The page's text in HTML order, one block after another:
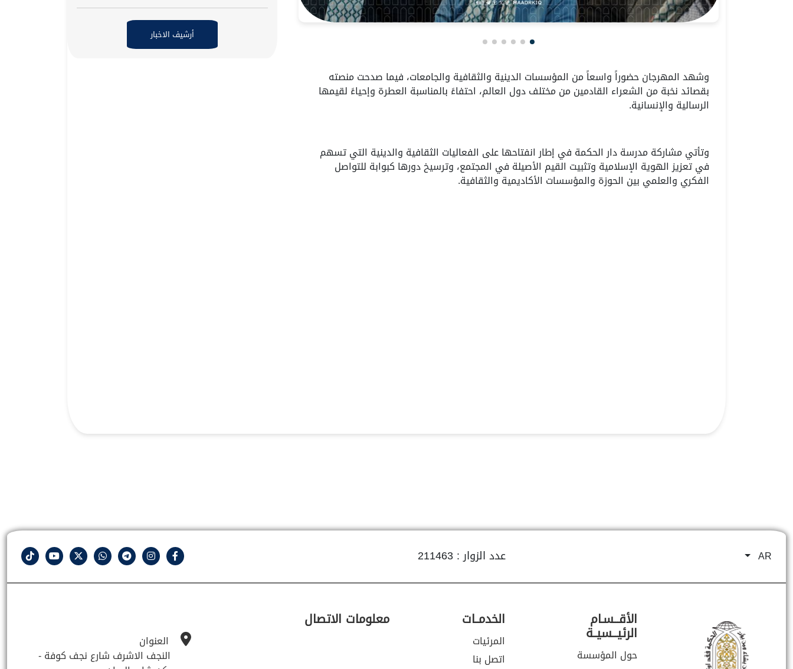
وشهد المهرجان حضوراً واسعاً من المؤسسات الدينية والثقافية والجامعات، فيما صدحت منصته
بقصائد نخبة من الشعراء القادمين من مختلف دول العالم، احتفاءً بالمناسبة العطرة وإحياءً لقيمها
الرسالية والإنسانية.
وتأتي مشاركة مدرسة دار الحكمة في إطار انفتاحها على الفعاليات الثقافية والدينية التي تسهم
في تعزيز الهوية الإسلامية وتثبيت القيم الأصيلة في المجتمع، وترسيخ دورها كبوابة للتواصل
الفكري والعلمي بين الحوزة والمؤسسات الأكاديمية والثقافية.
أرشيف الاخبار
AR عدد الزوار : 211463
الأقـــسـام
الرئيـــسيــة
حول المؤسسة
الخدمــات
المرئيات
اتصل بنا
معلومات الاتصال
العنوان
النجف الاشرف شارع نجف كوفة -